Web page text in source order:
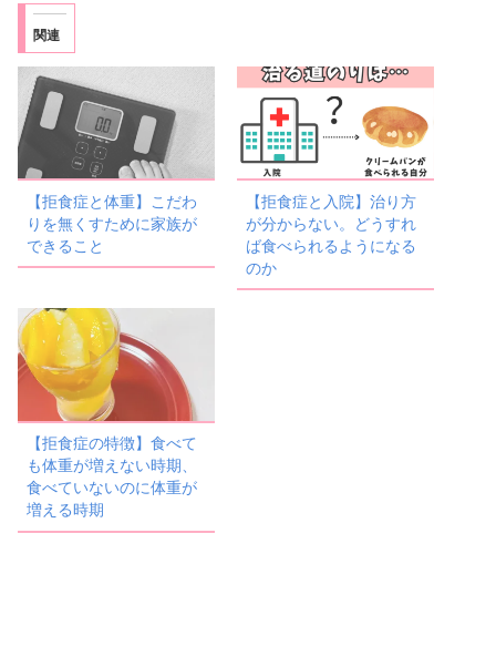
関連
【拒食症と体重】こだわ
りを無くすために家族が
できること
【拒食症と入院】治り方
が分からない。どうすれ
ば食べられるようになる
のか
【拒食症の特徴】食べて
も体重が増えない時期、
食べていないのに体重が
増える時期